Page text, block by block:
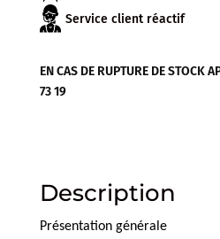
Service client réactif
EN CAS DE RUPTURE DE STOCK
73 19
Description
Présentation générale